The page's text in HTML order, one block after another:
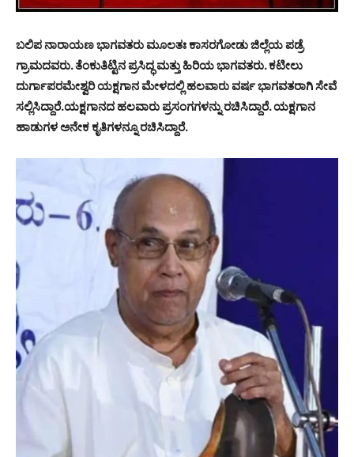
ಬಲಿಪ ನಾರಾಯಣ ಭಾಗವತರು ಮೂಲತಃ ಕಾಸರಗೋಡು ಜಿಲ್ಲೆಯ ಪಡ್ರೆ
ಗ್ರಾಮದವರು. ತೆಂಕುತಿಟ್ಟಿನ ಪ್ರಸಿದ್ಧ ಮತ್ತು ಹಿರಿಯ ಭಾಗವತರು. ಕಟೀಲು
ದುರ್ಗಾಪರಮೇಶ್ವರಿ ಯಕ್ಷಗಾನ ಮೇಳದಲ್ಲಿ ಹಲವಾರು ವರ್ಷ ಭಾಗವತರಾಗಿ ಸೇವೆ
ಸಲ್ಲಿಸಿದ್ದಾರೆ.ಯಕ್ಷಗಾನದ ಹಲವಾರು ಪ್ರಸಂಗಗಳನ್ನು ರಚಿಸಿದ್ದಾರೆ. ಯಕ್ಷಗಾನ
ಹಾಡುಗಳ ಅನೇಕ ಕೃತಿಗಳನ್ನೂ ರಚಿಸಿದ್ದಾರೆ.